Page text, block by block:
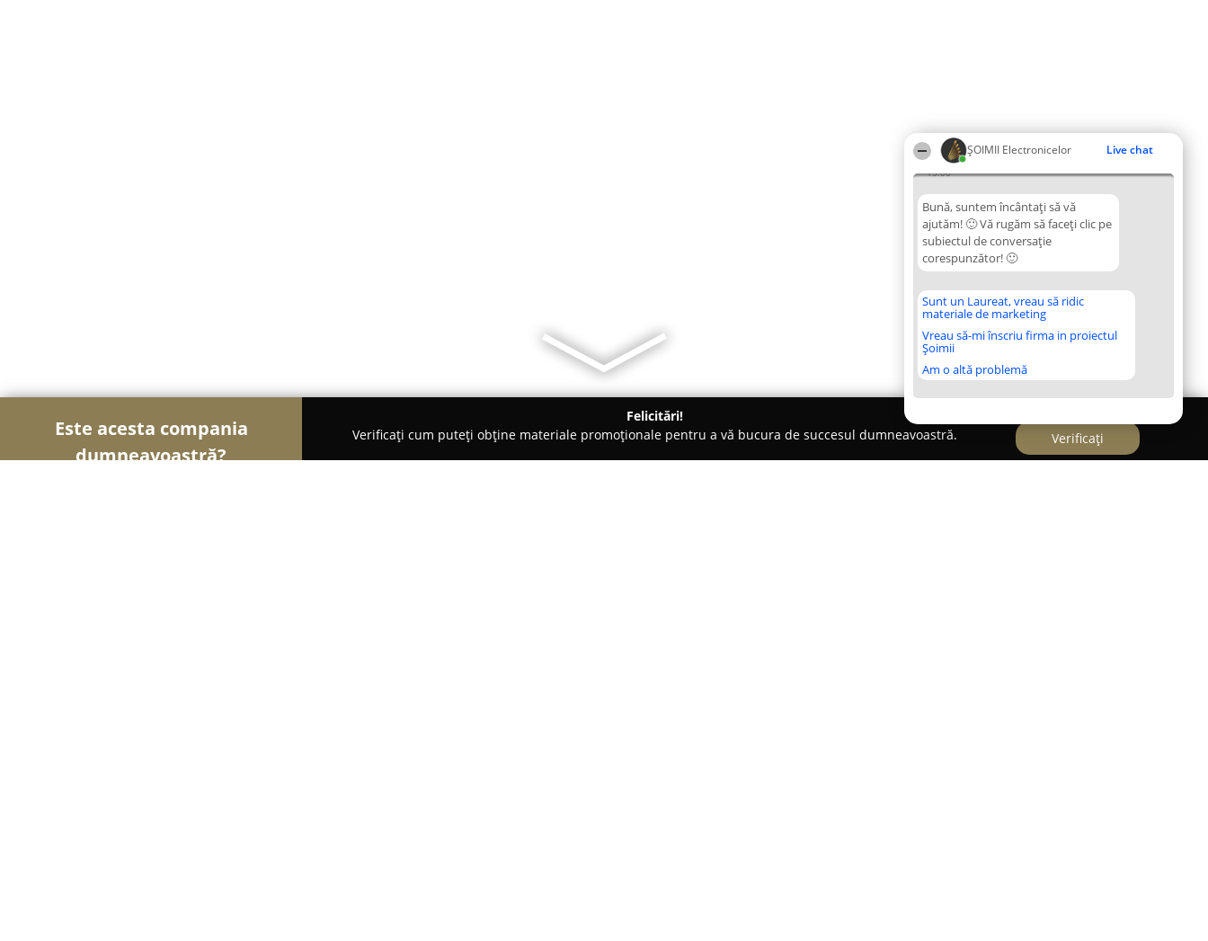
ȘOIMII Electronicelor Live chat
15:00
Bună, suntem încântați să vă
ajutăm! 🙂 Vă rugăm să faceți clic pe
subiectul de conversație
corespunzător! 🙂
Sunt un Laureat, vreau să ridic
materiale de marketing
Vreau să-mi înscriu firma in proiectul
Șoimii
Am o altă problemă
Este acesta compania
dumneavoastră?
Felicitări!
Verificați cum puteți obține materiale promoționale pentru a vă bucura de succesul dumneavoastră.
Verificați